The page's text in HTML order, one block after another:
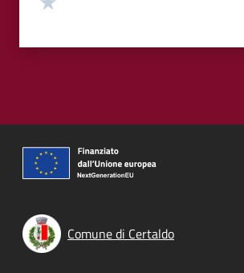
Comune di Certaldo